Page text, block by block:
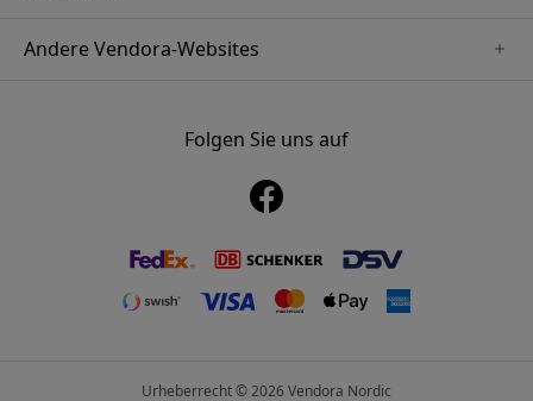
Andere Vendora-Websites
www.myfirst.se
Folgen Sie uns auf
Urheberrecht © 2026 Vendora Nordic